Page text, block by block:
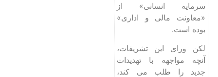
سرمایه انسانی» از
«معاونت مالی و اداری»
بوده ‌است.
لکن ورای این تشریفات،
آنچه مواجهه با تهدیدات
جدید را طلب می‌ کند،